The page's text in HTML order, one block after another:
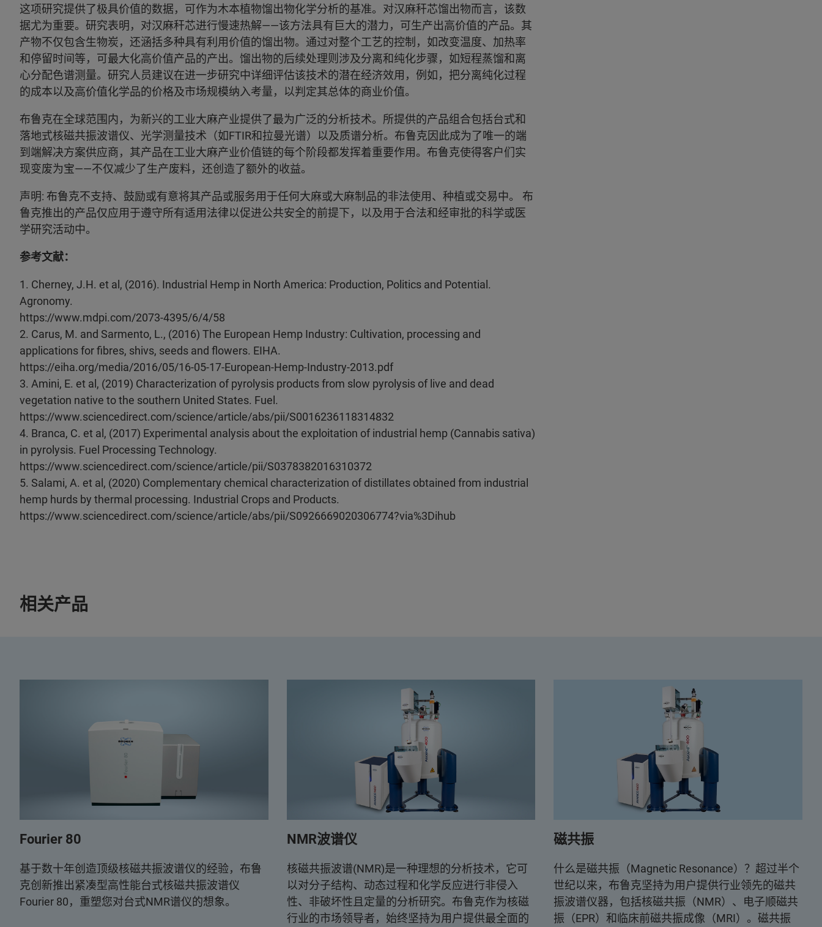
这项研究提供了极具价值的数据，可作为木本植物馏出物化学分析的基准。对汉麻秆芯馏出物而言，该数
据尤为重要。研究表明，对汉麻秆芯进行慢速热解——该方法具有巨大的潜力，可生产出高价值的产品。其
产物不仅包含生物炭，还涵括多种具有利用价值的馏出物。通过对整个工艺的控制，如改变温度、加热率
和停留时间等，可最大化高价值产品的产出。馏出物的后续处理则涉及分离和纯化步骤，如短程蒸馏和离
心分配色谱测量。研究人员建议在进一步研究中详细评估该技术的潜在经济效用，例如，把分离纯化过程
的成本以及高价值化学品的价格及市场规模纳入考量，以判定其总体的商业价值。
布鲁克在全球范围内，为新兴的工业大麻产业提供了最为广泛的分析技术。所提供的产品组合包括台式和
落地式核磁共振波谱仪、光学测量技术（如FTIR和拉曼光谱）以及质谱分析。布鲁克因此成为了唯一的端
到端解决方案供应商，其产品在工业大麻产业价值链的每个阶段都发挥着重要作用。布鲁克使得客户们实
现变废为宝——不仅减少了生产废料，还创造了额外的收益。
声明: 布鲁克不支持、鼓励或有意将其产品或服务用于任何大麻或大麻制品的非法使用、种植或交易中。 布
鲁克推出的产品仅应用于遵守所有适用法律以促进公共安全的前提下，以及用于合法和经审批的科学或医
学研究活动中。
参考文献：
1. Cherney, J.H. et al, (2016). Industrial Hemp in North America: Production, Politics and Potential.
Agronomy.
https://www.mdpi.com/2073-4395/6/4/58
2. Carus, M. and Sarmento, L., (2016) The European Hemp Industry: Cultivation, processing and
applications for fibres, shivs, seeds and flowers. EIHA.
https://eiha.org/media/2016/05/16-05-17-European-Hemp-Industry-2013.pdf
3. Amini, E. et al, (2019) Characterization of pyrolysis products from slow pyrolysis of live and dead
vegetation native to the southern United States. Fuel.
https://www.sciencedirect.com/science/article/abs/pii/S0016236118314832
4. Branca, C. et al, (2017) Experimental analysis about the exploitation of industrial hemp (Cannabis sativa)
in pyrolysis. Fuel Processing Technology.
https://www.sciencedirect.com/science/article/pii/S0378382016310372
5. Salami, A. et al, (2020) Complementary chemical characterization of distillates obtained from industrial
hemp hurds by thermal processing. Industrial Crops and Products.
https://www.sciencedirect.com/science/article/abs/pii/S0926669020306774?via%3Dihub
相关产品
Fourier 80
基于数十年创造顶级核磁共振波谱仪的经验，布鲁
克创新推出紧凑型高性能台式核磁共振波谱仪
Fourier 80，重塑您对台式NMR谱仪的想象。
NMR波谱仪
核磁共振波谱(NMR)是一种理想的分析技术，它可
以对分子结构、动态过程和化学反应进行非侵入
性、非破坏性且定量的分析研究。布鲁克作为核磁
行业的市场领导者，始终坚持为用户提供最全面的
磁共振
什么是磁共振（Magnetic Resonance）？超过半个
世纪以来，布鲁克坚持为用户提供行业领先的磁共
振波谱仪器，包括核磁共振（NMR）、电子顺磁共
振（EPR）和临床前磁共振成像（MRI）。磁共振